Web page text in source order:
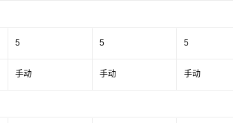
5 5 5
手动 手动 手动